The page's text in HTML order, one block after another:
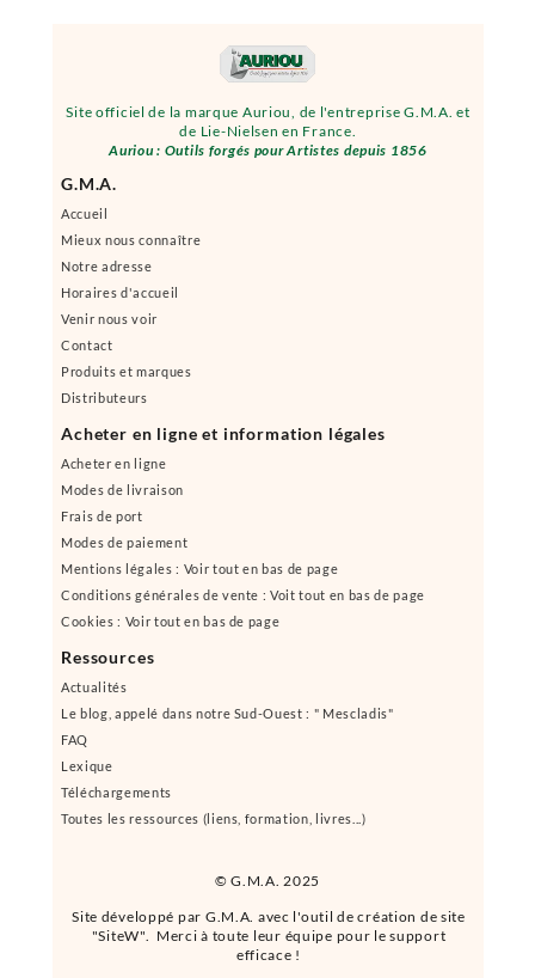
© G.M.A. 2025
Site officiel de la marque Auriou, de l'entreprise G.M.A. et
de Lie-Nielsen en France.
Auriou : Outils forgés pour Artistes depuis 1856
Site développé par G.M.A. avec l'outil de création de site
"SiteW". Merci à toute leur équipe pour le support
efficace !
G.M.A.
Accueil
Mieux nous connaître
Notre adresse
Horaires d'accueil
Venir nous voir
Contact
Produits et marques
Distributeurs
Acheter en ligne et information légales
Acheter en ligne
Modes de livraison
Frais de port
Modes de paiement
Mentions légales : Voir tout en bas de page
Conditions générales de vente : Voit tout en bas de page
Cookies : Voir tout en bas de page
Ressources
Actualités
Le blog, appelé dans notre Sud-Ouest : " Mescladis"
FAQ
Lexique
Téléchargements
Toutes les ressources (liens, formation, livres...)